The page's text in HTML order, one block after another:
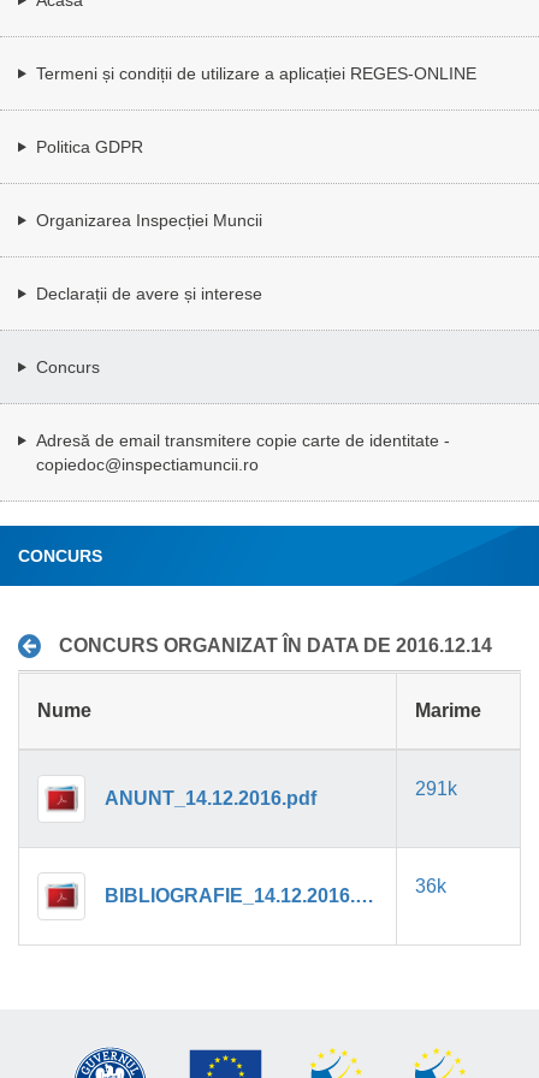
Termeni și condiții de utilizare a aplicației REGES-ONLINE
Politica GDPR
Organizarea Inspecției Muncii
Declarații de avere și interese
Concurs
Adresă de email transmitere copie carte de identitate -
copiedoc@inspectiamuncii.ro
CONCURS
CONCURS ORGANIZAT ÎN DATA DE 2016.12.14
Nume Marime
ANUNT_14.12.2016.pdf 291k
BIBLIOGRAFIE_14.12.2016.pdf 36k